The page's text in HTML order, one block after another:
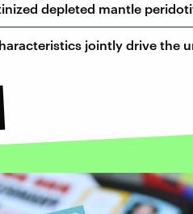
depleted mantle
jointly drive the